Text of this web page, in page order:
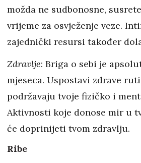
možda ne sudbonosne,
vrijeme za osvježenje veze.
zajednički resursi također
Zdravlje: Briga o sebi je
mjeseca. Uspostavi zdrave
podržavaju tvoje fizičko i
Aktivnosti koje donose mir u
će doprinijeti tvom zdravlju.
Ribe